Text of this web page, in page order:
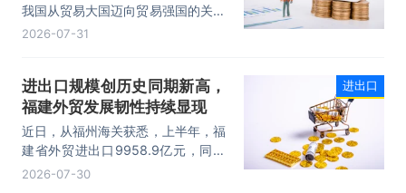
我国从贸易大国迈向贸易强国的关键
时期。上半年，我国进出口规模历史
品为代表的高附加值产品出口占比显
著提升，成为外贸提质增效的核心引
擎，为加快建设贸易强国注入了强劲
动力。
2026-07-31
进出口规模创历史同期新高，
福建外贸发展韧性持续显现
近日，从福州海关获悉，上半年，福
建省外贸进出口9958.9亿元，同比
增长8.2%。其中，出口5740.1亿
2026-07-30
进出口